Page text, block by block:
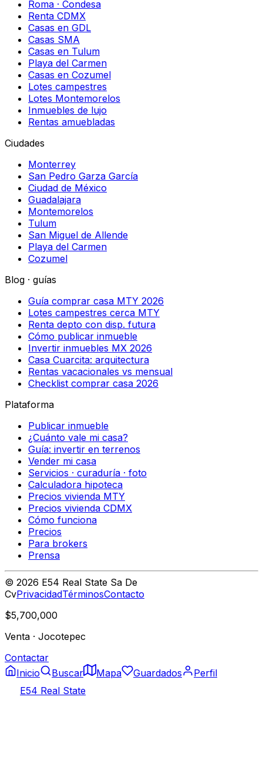
Roma · Condesa
Renta CDMX
Casas en GDL
Casas SMA
Casas en Tulum
Playa del Carmen
Casas en Cozumel
Lotes campestres
Lotes Montemorelos
Inmuebles de lujo
Rentas amuebladas
Ciudades
Monterrey
San Pedro Garza García
Ciudad de México
Guadalajara
Montemorelos
Tulum
San Miguel de Allende
Playa del Carmen
Cozumel
Blog · guías
Guía comprar casa MTY 2026
Lotes campestres cerca MTY
Renta depto con disp. futura
Cómo publicar inmueble
Invertir inmuebles MX 2026
Casa Cuarcita: arquitectura
Rentas vacacionales vs mensual
Checklist comprar casa 2026
Plataforma
Publicar inmueble
¿Cuánto vale mi casa?
Guía: invertir en terrenos
Vender mi casa
Servicios · curaduría · foto
Calculadora hipoteca
Precios vivienda MTY
Precios vivienda CDMX
Cómo funciona
Precios
Para brokers
Prensa
© 2026 E54 Real State Sa De
CvPrivacidadTérminosContacto
$5,700,000
Venta · Jocotepec
Contactar
Inicio
Buscar Mapa Guardados
Perfil
E54 Real State